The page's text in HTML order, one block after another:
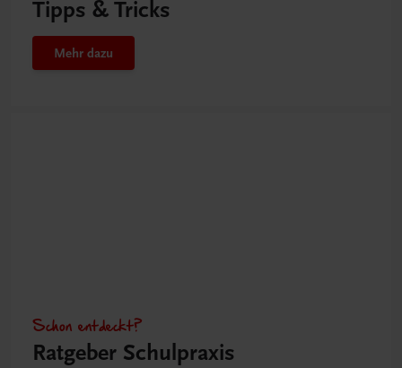
Tipps & Tricks
Mehr dazu
Schon entdeckt?
Ratgeber Schulpraxis